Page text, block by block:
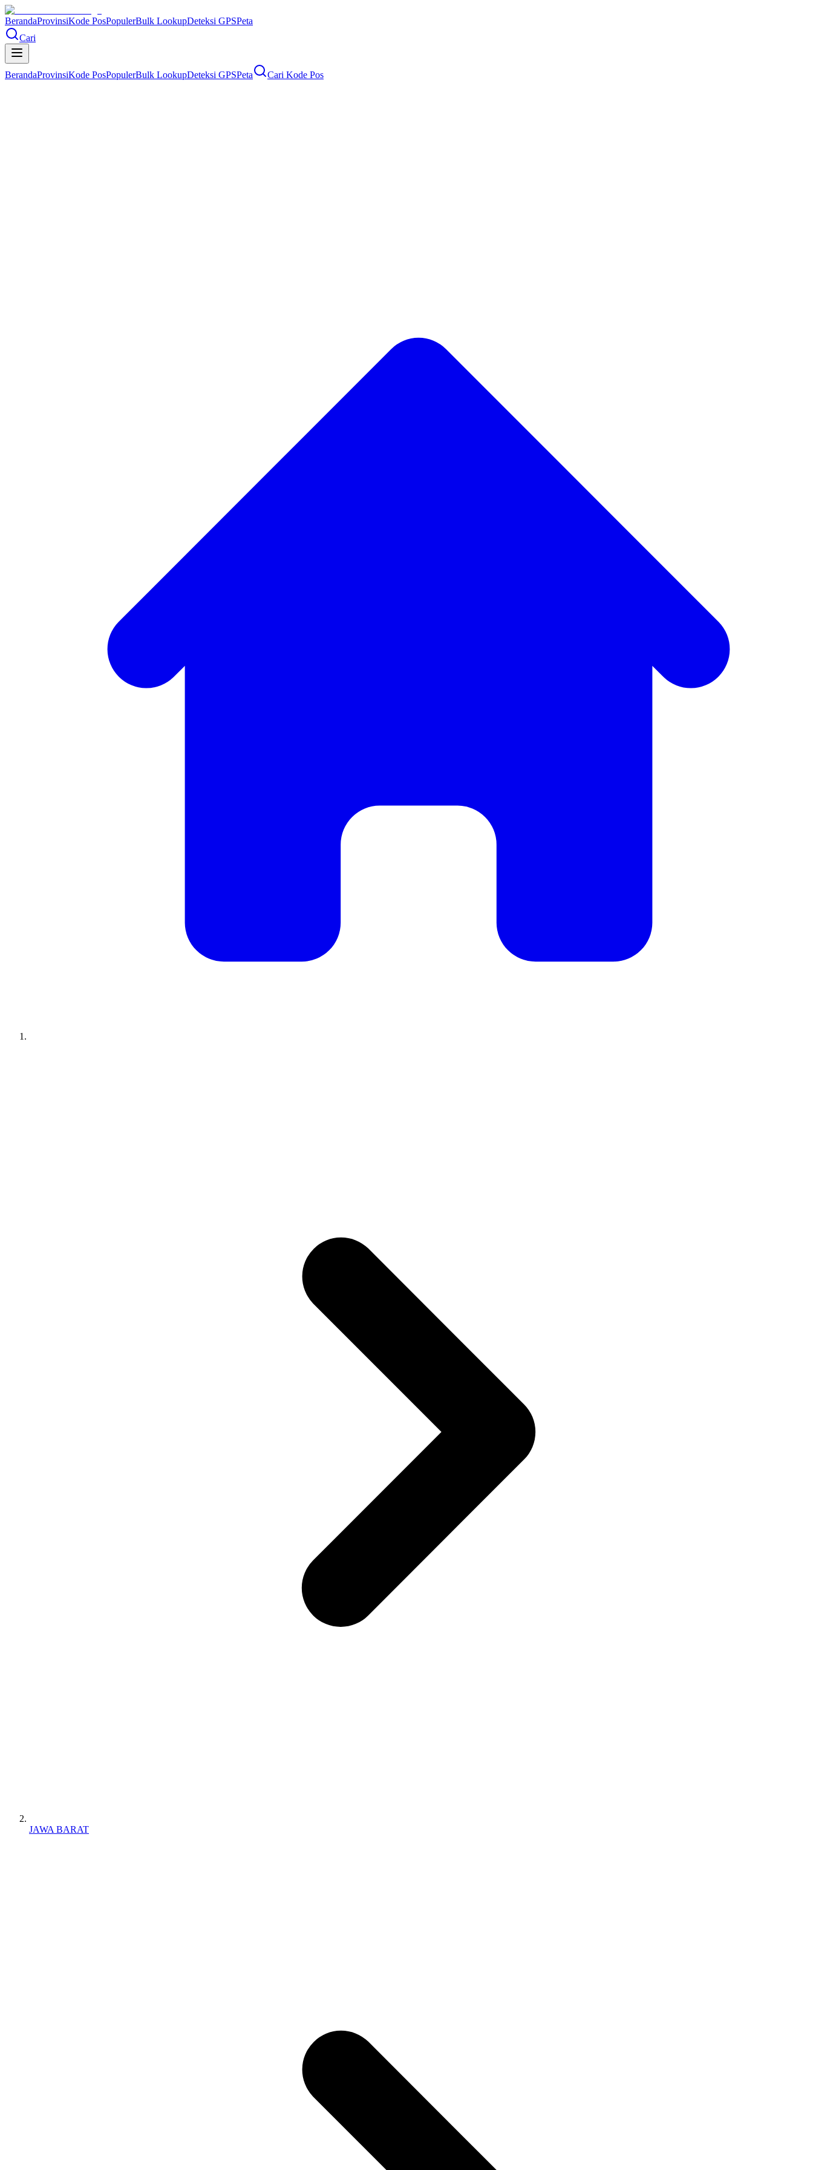
BerandaProvinsiKode PosPopulerBulk LookupDeteksi GPSPeta
Cari
BerandaProvinsiKode PosPopulerBulk LookupDeteksi GPSPeta Cari Kode Pos
JAWA BARAT